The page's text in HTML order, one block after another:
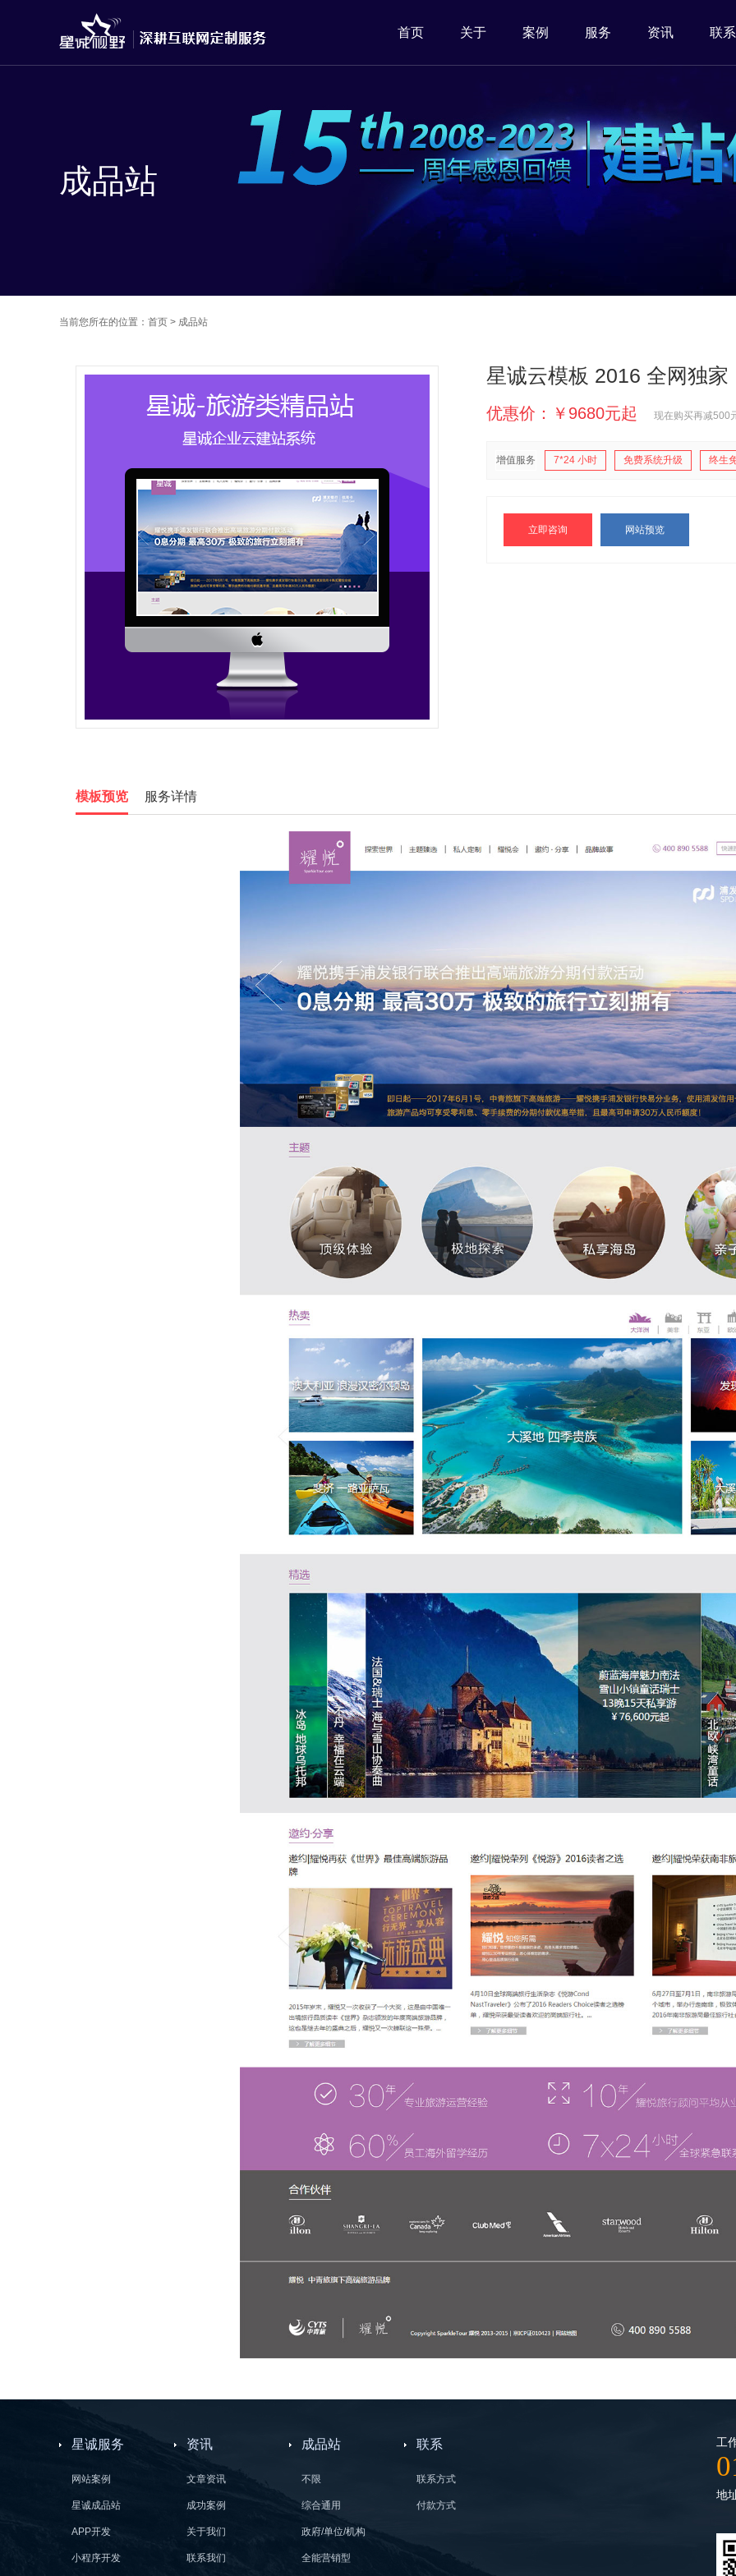
首页 关于 案例 服务 资讯 联系
成品站
当前您所在的位置： 首页 > 成品站
星诚云模板 2016 全网独家
优惠价：￥9680元起 现在购买再减500
增值服务 7*24 小时 免费系统升级 终生
立即咨询 网站预览
模板预览 服务详情
星诚服务
网站案例
星诚成品站
APP开发
小程序开发
资讯
文章资讯
成功案例
关于我们
联系我们
成品站
不限
综合通用
政府/单位/机构
全能营销型
联系
联系方式
付款方式
工
地